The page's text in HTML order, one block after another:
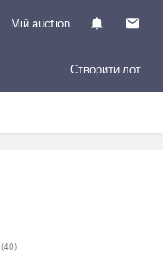
Мій auction
Створити лот
(40)